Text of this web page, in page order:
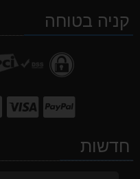
facebook
WhatsAppקניה בטוחה
חדשות